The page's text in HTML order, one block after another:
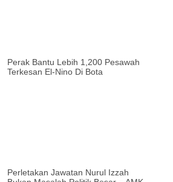
Perak Bantu Lebih 1,200 Pesawah
Terkesan El-Nino Di Bota
Perletakan Jawatan Nurul Izzah